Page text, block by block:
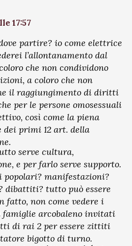
17:57
partire? io come elettrice
l’allontanamento dal
che non condividono
a coloro che non
il raggiungimento di diritti
per le persone omosessuali
così come la piena
dei primi 12 art. della
serve cultura,
e per farlo serve supporto.
popolari? manifestazioni?
dibattiti? tutto può essere
fatto, non come vedere i
arcobaleno invitati
di rai 2 per essere zittiti
bigotto di turno.